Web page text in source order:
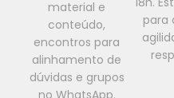
material e
conteúdo,
encontros para
alinhamento de
dúvidas e grupos
no WhatsApp.
para